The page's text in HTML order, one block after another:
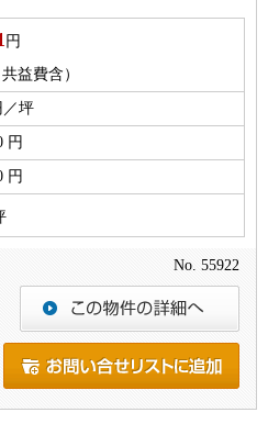
円
益費含）
／坪
円
円
No. 55922